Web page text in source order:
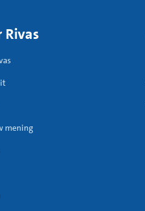
Rivas
mening